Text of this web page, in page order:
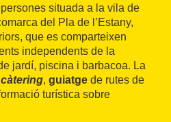
situada a la vila de
del Pla de l’Estany,
que es comparteixen
independents de la
jardí, piscina i barbacoa. La
càtering, guiatge de rutes de
turística sobre